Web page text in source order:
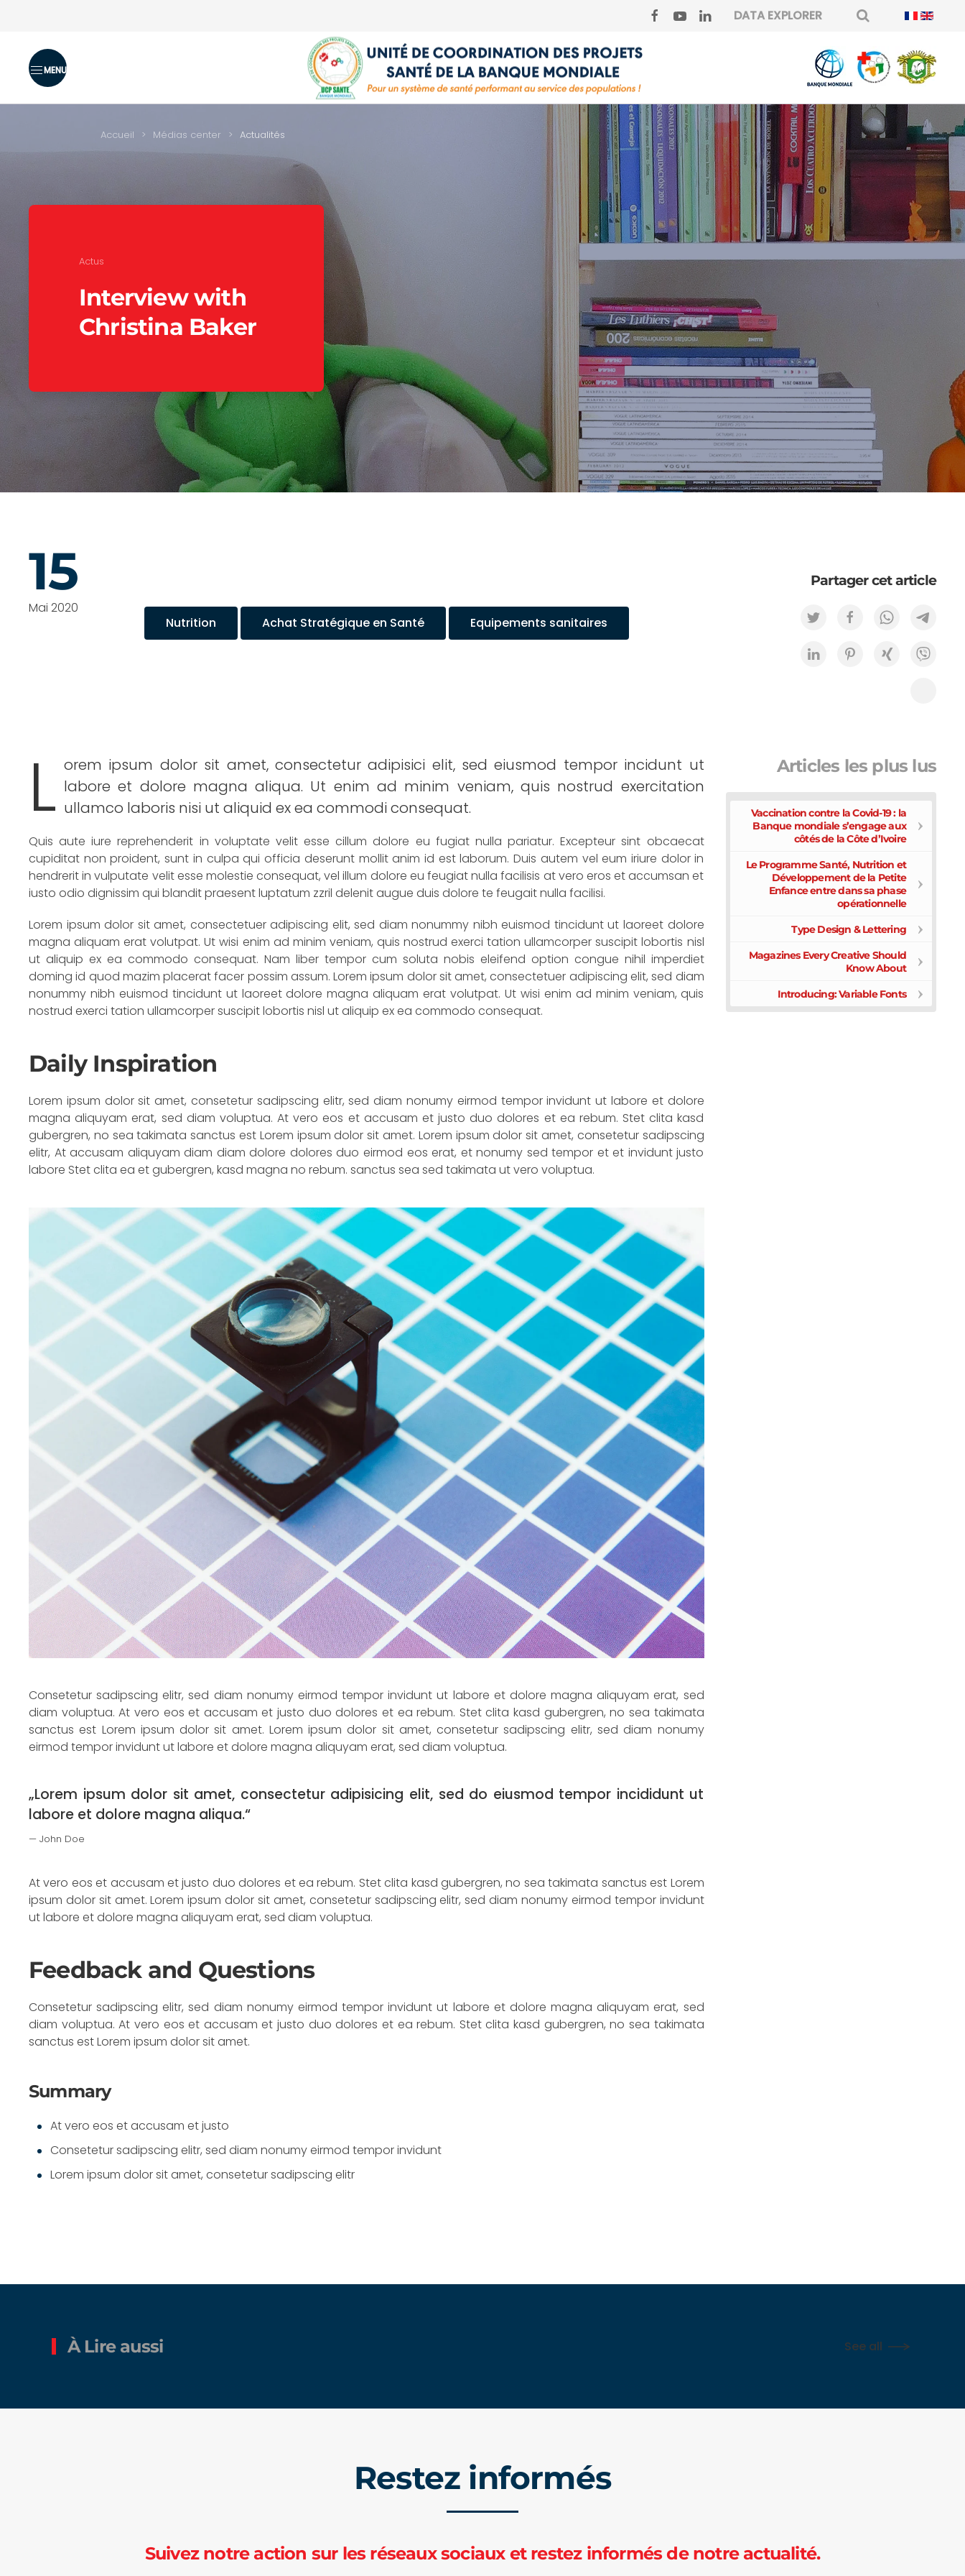
DATA EXPLORER
Accueil Médias center Actualités
Actus
Interview with
Christina Baker
15
Mai 2020
Nutrition
Achat Stratégique en Santé Equipements sanitaires
Partager cet article
L orem ipsum dolor sit amet, consectetur adipisici elit, sed eiusmod tempor incidunt ut
labore et dolore magna aliqua. Ut enim ad minim veniam, quis nostrud exercitation
ullamco laboris nisi ut aliquid ex ea commodi consequat.
Quis aute iure reprehenderit in voluptate velit esse cillum dolore eu fugiat nulla pariatur. Excepteur sint obcaecat
cupiditat non proident, sunt in culpa qui officia deserunt mollit anim id est laborum. Duis autem vel eum iriure dolor in
hendrerit in vulputate velit esse molestie consequat, vel illum dolore eu feugiat nulla facilisis at vero eros et accumsan et
iusto odio dignissim qui blandit praesent luptatum zzril delenit augue duis dolore te feugait nulla facilisi.
Lorem ipsum dolor sit amet, consectetuer adipiscing elit, sed diam nonummy nibh euismod tincidunt ut laoreet dolore
magna aliquam erat volutpat. Ut wisi enim ad minim veniam, quis nostrud exerci tation ullamcorper suscipit lobortis nisl
ut aliquip ex ea commodo consequat. Nam liber tempor cum soluta nobis eleifend option congue nihil imperdiet
doming id quod mazim placerat facer possim assum. Lorem ipsum dolor sit amet, consectetuer adipiscing elit, sed diam
nonummy nibh euismod tincidunt ut laoreet dolore magna aliquam erat volutpat. Ut wisi enim ad minim veniam, quis
nostrud exerci tation ullamcorper suscipit lobortis nisl ut aliquip ex ea commodo consequat.
Daily Inspiration
Lorem ipsum dolor sit amet, consetetur sadipscing elitr, sed diam nonumy eirmod tempor invidunt ut labore et dolore
magna aliquyam erat, sed diam voluptua. At vero eos et accusam et justo duo dolores et ea rebum. Stet clita kasd
gubergren, no sea takimata sanctus est Lorem ipsum dolor sit amet. Lorem ipsum dolor sit amet, consetetur sadipscing
elitr, At accusam aliquyam diam diam dolore dolores duo eirmod eos erat, et nonumy sed tempor et et invidunt justo
labore Stet clita ea et gubergren, kasd magna no rebum. sanctus sea sed takimata ut vero voluptua.
Consetetur sadipscing elitr, sed diam nonumy eirmod tempor invidunt ut labore et dolore magna aliquyam erat, sed
diam voluptua. At vero eos et accusam et justo duo dolores et ea rebum. Stet clita kasd gubergren, no sea takimata
sanctus est Lorem ipsum dolor sit amet. Lorem ipsum dolor sit amet, consetetur sadipscing elitr, sed diam nonumy
eirmod tempor invidunt ut labore et dolore magna aliquyam erat, sed diam voluptua.
„Lorem ipsum dolor sit amet, consectetur adipisicing elit, sed do eiusmod tempor incididunt ut
labore et dolore magna aliqua.“
John Doe
At vero eos et accusam et justo duo dolores et ea rebum. Stet clita kasd gubergren, no sea takimata sanctus est Lorem
ipsum dolor sit amet. Lorem ipsum dolor sit amet, consetetur sadipscing elitr, sed diam nonumy eirmod tempor invidunt
ut labore et dolore magna aliquyam erat, sed diam voluptua.
Feedback and Questions
Consetetur sadipscing elitr, sed diam nonumy eirmod tempor invidunt ut labore et dolore magna aliquyam erat, sed
diam voluptua. At vero eos et accusam et justo duo dolores et ea rebum. Stet clita kasd gubergren, no sea takimata
sanctus est Lorem ipsum dolor sit amet.
Summary
At vero eos et accusam et justo
Consetetur sadipscing elitr, sed diam nonumy eirmod tempor invidunt
Lorem ipsum dolor sit amet, consetetur sadipscing elitr
Articles les plus lus
Vaccination contre la Covid-19 : la
Banque mondiale s’engage aux
côtés de la Côte d’Ivoire
Le Programme Santé, Nutrition et
Développement de la Petite
Enfance entre dans sa phase
opérationnelle
Type Design & Lettering
Magazines Every Creative Should
Know About
Introducing: Variable Fonts
À Lire aussi See all
Restez informés
Suivez notre action sur les réseaux sociaux et restez informés de notre actualité.